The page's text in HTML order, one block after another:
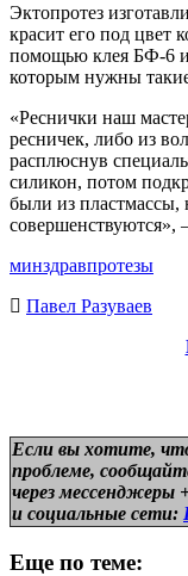
Эктопротез
красит его под цвет
помощью клея БФ-6
которым нужны
«Реснички наш
ресничек, либо из
расплюснув
силикон, потом
были из пластмассы,
минздравпротезы
Павел Разуваев
Если вы хотите,
проблеме,
через мессенджеры
и социальные сети:
Еще по теме: